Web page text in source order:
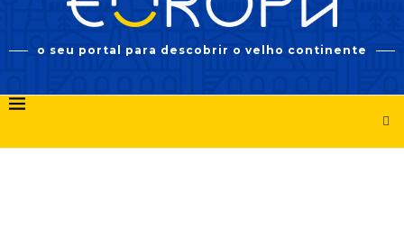
o seu portal para descobrir o velho continente